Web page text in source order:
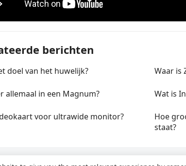
berichten
doel van het huwelijk? Waar is
allemaal in een Magnum? Wat is
voor ultrawide monitor?
Hoe
staat?